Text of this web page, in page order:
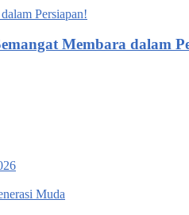
Membara dalam
Muda